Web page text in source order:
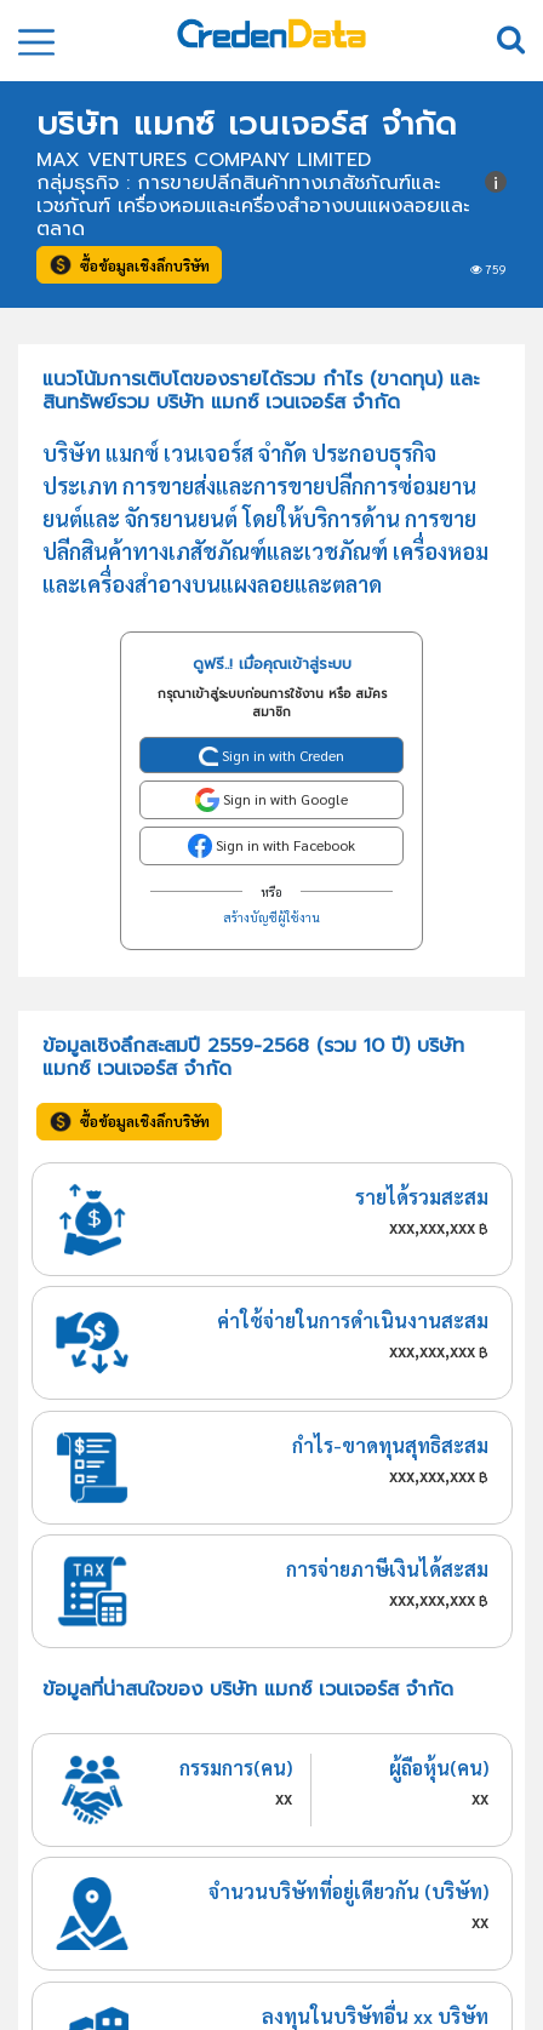
บริษัท แมกซ์ เวนเจอร์ส จำกัด
MAX VENTURES COMPANY LIMITED
759
กลุ่มธุรกิจ : การขายปลีกสินค้าทางเภสัชภัณฑ์และ
เวชภัณฑ์ เครื่องหอมและเครื่องสำอางบนแผงลอยและ
ตลาด
ซื้อข้อมูลเชิงลึกบริษัท
แนวโน้มการเติบโตของรายได้รวม กำไร (ขาดทุน) และ
สินทรัพย์รวม บริษัท แมกซ์ เวนเจอร์ส จำกัด
บริษัท แมกซ์ เวนเจอร์ส จำกัด ประกอบธุรกิจ
ประเภท การขายส่งและการขายปลีกการซ่อมยาน
ยนต์และ จักรยานยนต์ โดยให้บริการด้าน การขาย
ปลีกสินค้าทางเภสัชภัณฑ์และเวชภัณฑ์ เครื่องหอม
และเครื่องสำอางบนแผงลอยและตลาด
ดูฟรี..! เมื่อคุณเข้าสู่ระบบ
กรุณาเข้าสู่ระบบก่อนการใช้งาน หรือ สมัคร
สมาชิก
Sign in with Creden
Sign in with Google
Sign in with Facebook
หรือ
สร้างบัญชีผู้ใช้งาน
ข้อมูลเชิงลึกสะสมปี 2559-2568 (รวม 10 ปี) บริษัท
แมกซ์ เวนเจอร์ส จำกัด
ซื้อข้อมูลเชิงลึกบริษัท
รายได้รวมสะสม
xxx,xxx,xxx฿
ค่าใช้จ่ายในการดำเนินงานสะสม
xxx,xxx,xxx฿
กำไร-ขาดทุนสุทธิสะสม
xxx,xxx,xxx฿
การจ่ายภาษีเงินได้สะสม
xxx,xxx,xxx฿
ข้อมูลที่น่าสนใจของ บริษัท แมกซ์ เวนเจอร์ส จำกัด
กรรมการ(คน)
xx
ผู้ถือหุ้น(คน)
xx
จำนวนบริษัทที่อยู่เดียวกัน (บริษัท)
xx
ลงทุนในบริษัทอื่น xx บริษัท